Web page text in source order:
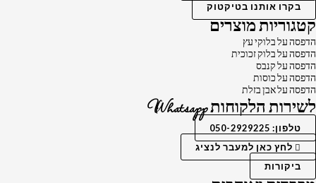
בקרו אותנו בטיקטוק
קטגוריות מוצרים
הדפסה על בלוקי עץ
הדפסה על בלוק זכוכית
הדפסה על קנבס
הדפסה על כוסות
הדפסה על אבן בזלת
לשירות הלקוחות Whatsapp
טלפון: 050-2929225
לחץ כאן למעבר לנציג
ביקורות